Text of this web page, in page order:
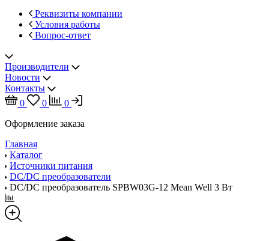
Реквизиты компании
Условия работы
Вопрос-ответ
Производители
Новости
Контакты
0
0
0
Оформление заказа
Главная
Каталог
Источники питания
DC/DC преобразователи
DC/DC преобразователь SPBW03G-12 Mean Well 3 Вт